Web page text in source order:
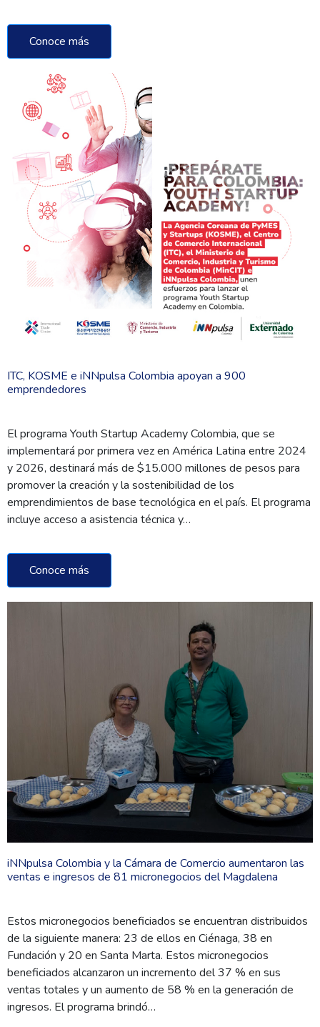
Conoce más
ITC, KOSME e iNNpulsa Colombia apoyan a 900
emprendedores
El programa Youth Startup Academy Colombia, que se
implementará por primera vez en América Latina entre 2024
y 2026, destinará más de $15.000 millones de pesos para
promover la creación y la sostenibilidad de los
emprendimientos de base tecnológica en el país. El programa
incluye acceso a asistencia técnica y…
Conoce más
iNNpulsa Colombia y la Cámara de Comercio aumentaron las
ventas e ingresos de 81 micronegocios del Magdalena
Estos micronegocios beneficiados se encuentran distribuidos
de la siguiente manera: 23 de ellos en Ciénaga, 38 en
Fundación y 20 en Santa Marta. Estos micronegocios
beneficiados alcanzaron un incremento del 37 % en sus
ventas totales y un aumento de 58 % en la generación de
ingresos. El programa brindó…